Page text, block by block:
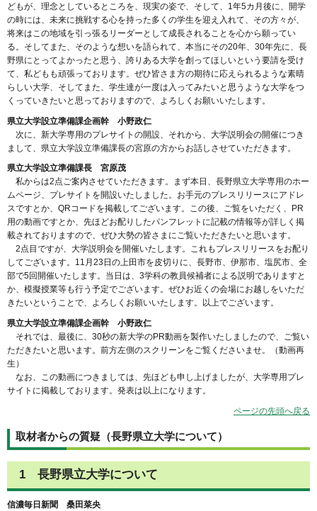
どもが、理念としているところを、現実の姿で、そして、1年5カ月後に、開学
の時には、未来に挑戦する心を持った多くの学生を迎え入れて、その方々が、
将来はこの地域を引っ張るリーダーとして成長されることを心から願ってい
る。そしてまた、そのような想いを語られて、本当にその20年、30年先に、長
野県にとってよかったと思う、誇りある大学を創ってほしいという要請を受け
て、私どもも頑張っております。ぜひ皆さま方の期待に応えられるような素晴
らしい大学、そしてまた、学生達が一度は入ってみたいと思うような大学をつ
くっていきたいと思っておりますので、よろしくお願いいたします。
県立大学設立準備課企画幹 小野政仁
次に、新大学専用のプレサイトの開設、それから、大学説明会の開催につき
まして、県立大学設立準備課長の宮原の方からお話しさせていただきます。
県立大学設立準備課長 宮原茂
私からは2点ご案内させていただきます。まず本日、長野県立大学専用のホー
ムページ、プレサイトを開設いたしました。お手元のプレスリリースにアドレ
スですとか、QRコードを掲載してございます。この後、ご覧をいただく、PR
用の動画ですとか、先ほどお配りしたパンフレットに記載の情報等が詳しく掲
載されておりますので、ぜひ大勢の皆さまにご覧いただきたいと思います。
2点目ですが、大学説明会を開催いたします。これもプレスリリースをお配り
してございます。11月23日の上田市を皮切りに、長野市、伊那市、塩尻市、全
部で5回開催いたします。当日は、3学科の教員候補者による説明でありますと
か、模擬授業等も行う予定でございます。ぜひお近くの会場にお越しをいただ
きたいということで、よろしくお願いいたします。以上でございます。
県立大学設立準備課企画幹 小野政仁
それでは、最後に、30秒の新大学のPR動画を製作いたしましたので、ご覧い
ただきたいと思います。前方左側のスクリーンをご覧くださいませ。（動画再
生）
なお、この動画につきましては、先ほども申し上げましたが、大学専用プレ
サイトに掲載しております。発表は以上になります。
ページの先頭へ戻る
取材者からの質疑（長野県立大学について）
1 長野県立大学について
信濃毎日新聞 桑田菜央